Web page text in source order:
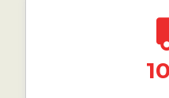
10